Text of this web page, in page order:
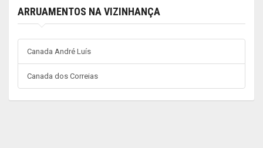
ARRUAMENTOS NA VIZINHANÇA
Canada André Luís
Canada dos Correias